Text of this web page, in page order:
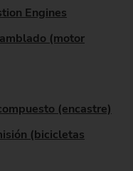
Engines
(motor
(encastre)
(bicicletas